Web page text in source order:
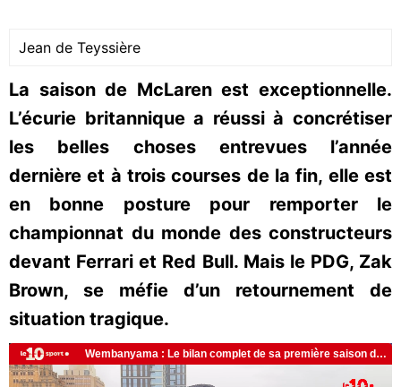
Jean de Teyssière
La saison de McLaren est exceptionnelle.
L’écurie britannique a réussi à concrétiser
les belles choses entrevues l’année
dernière et à trois courses de la fin, elle est
en bonne posture pour remporter le
championnat du monde des constructeurs
devant Ferrari et Red Bull. Mais le PDG, Zak
Brown, se méfie d’un retournement de
situation tragique.